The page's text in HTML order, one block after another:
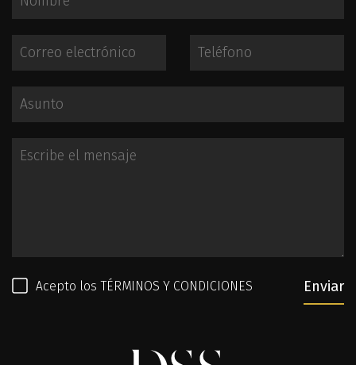
Acepto los TÉRMINOS Y CONDICIONES Enviar